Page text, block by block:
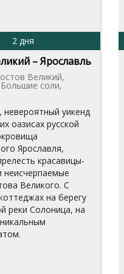
2 дня
– Ярославль
Великий,
соли,
уикенд
оазисах русской
Ярославля,
красавицы-
неисчерпаемые
Великого. С
на берегу
реки Солоница, на